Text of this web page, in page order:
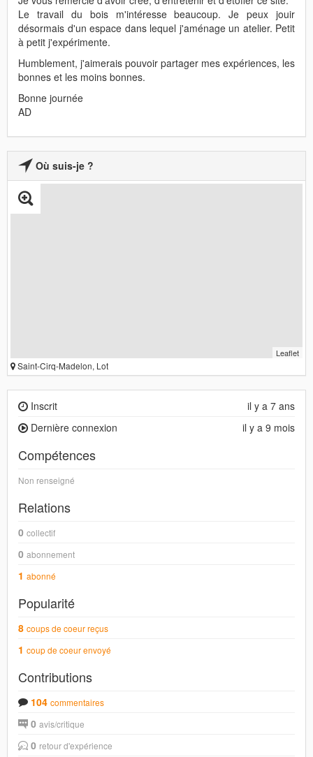
Le travail du bois m'intéresse beaucoup. Je peux jouir
désormais d'un espace dans lequel j'aménage un atelier. Petit
à petit j'expérimente.
Humblement, j'aimerais pouvoir partager mes expériences, les
bonnes et les moins bonnes.
Bonne journée
AD
Où suis-je ?
Leaflet
Saint-Cirq-Madelon, Lot
il y a 7 ans
Inscrit
il y a 9 mois
Dernière connexion
Compétences
Non renseigné
Relations
0 collectif
0 abonnement
1 abonné
Popularité
8 coups de coeur reçus
1 coup de coeur envoyé
Contributions
104 commentaires
0 avis/critique
0 retour d'expérience